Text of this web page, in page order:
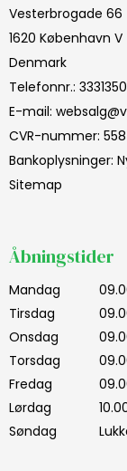
Vesterbrogade 66
1620 København V
Denmark
Telefonnr.:
E-mail:
CVR-nummer:
Bankoplysninger:
Sitemap
Åbningstider
Mandag
Tirsdag
Onsdag
Torsdag
Fredag
Lørdag
Søndag